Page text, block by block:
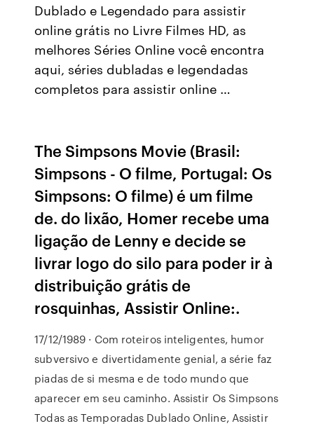
Dublado e Legendado para assistir
online grátis no Livre Filmes HD, as
melhores Séries Online você encontra
aqui, séries dubladas e legendadas
completos para assistir online …
The Simpsons Movie (Brasil:
Simpsons - O filme, Portugal: Os
Simpsons: O filme) é um filme
de. do lixão, Homer recebe uma
ligação de Lenny e decide se
livrar logo do silo para poder ir à
distribuição grátis de
rosquinhas, Assistir Online:.
17/12/1989 · Com roteiros inteligentes, humor
subversivo e divertidamente genial, a série faz
piadas de si mesma e de todo mundo que
aparecer em seu caminho. Assistir Os Simpsons
Todas as Temporadas Dublado Online, Assistir